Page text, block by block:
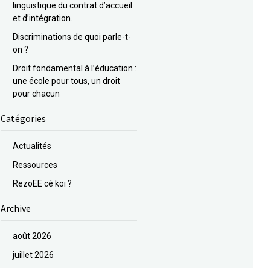
linguistique du contrat d’accueil
et d’intégration.
Discriminations de quoi parle-t-
on ?
Droit fondamental à l’éducation :
une école pour tous, un droit
pour chacun
Catégories
Actualités
Ressources
RezoEE cé koi ?
Archive
août 2026
juillet 2026